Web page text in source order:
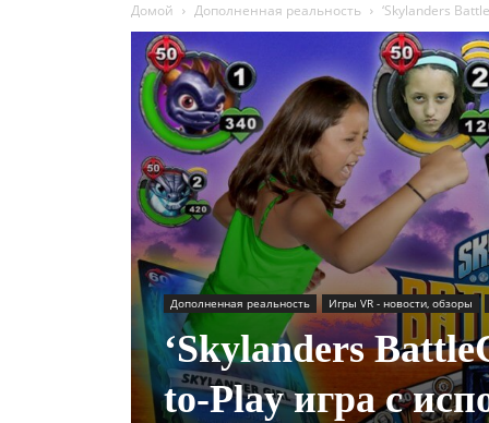
Домой Дополненная реальность ‘Skylanders
Дополненная реальность Игры VR - новости, обзоры
‘Skylanders
to-Play игра с